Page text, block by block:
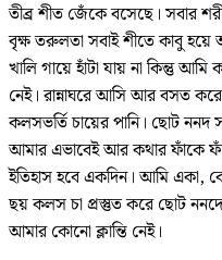
তীব্র শীত জেঁকে বসেছে। সবার
বৃক্ষ তরুলতা সবাই শীতে কাবু হয়ে
খালি গায়ে হাঁটা যায় না কিন্তু
নেই। রান্নাঘরে আসি আর বসত করে
কলসভর্তি চায়ের পানি। ছোট
আমার এভাবেই আর কথার ফাঁকে
ইতিহাস হবে একদিন। আমি একা,
ছয় কলস চা প্রস্তুত করে ছোট
আমার কোনো ক্লান্তি নেই।